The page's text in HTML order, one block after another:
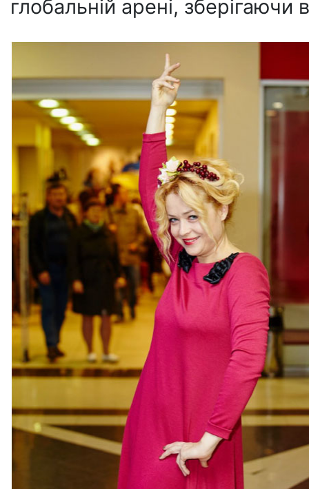
глобальній арені, зберігаючи